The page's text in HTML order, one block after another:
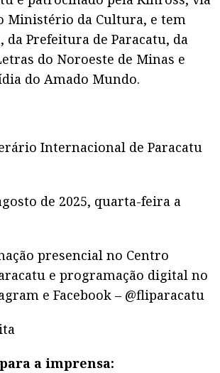
Ministério da Cultura, e tem
da Prefeitura de Paracatu, da
do Noroeste de Minas e
do Amado Mundo.
Internacional de Paracatu
de 2025, quarta-feira a
presencial no Centro
e programação digital no
e Facebook – @fliparacatu
a imprensa: